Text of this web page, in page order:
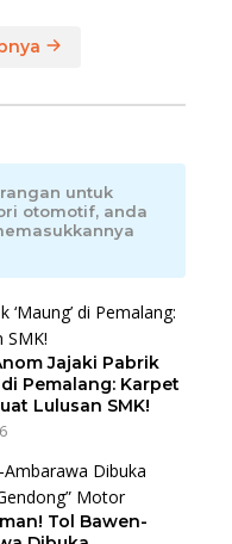
untuk
otomotif, anda
Jajaki Pabrik
di Pemalang: Karpet
Lulusan SMK!
Tol Bawen-